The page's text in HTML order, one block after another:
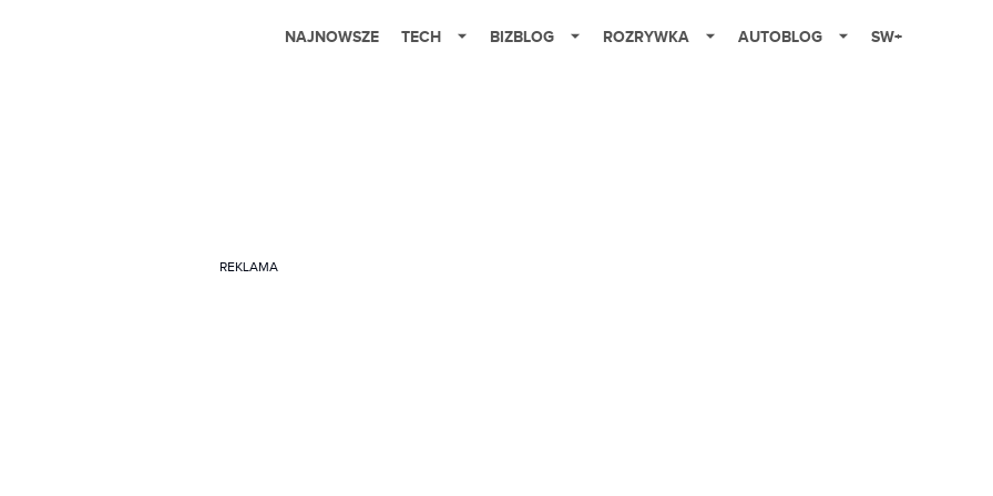
NAJNOWSZE TECH BIZBLOG ROZRYWKA AUTOBLOG SW+
REKLAMA